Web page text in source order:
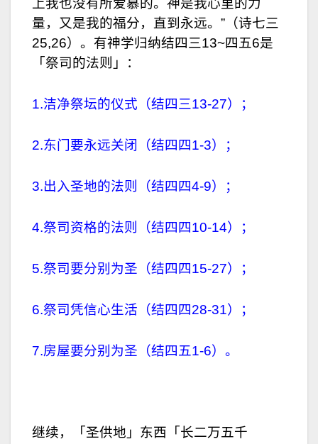
上我也没有所爱慕的。神是我心里的力
量，又是我的福分，直到永远。”（诗七三
25,26）。有神学归纳结四三13~四五6是
「祭司的法则」：
1.洁净祭坛的仪式（结四三13-27）；
2.东门要永远关闭（结四四1-3）；
3.出入圣地的法则（结四四4-9）；
4.祭司资格的法则（结四四10-14）；
5.祭司要分别为圣（结四四15-27）；
6.祭司凭信心生活（结四四28-31）；
7.房屋要分别为圣（结四五1-6）。
继续，「圣供地」东西「长二万五千